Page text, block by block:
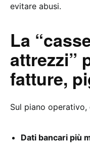
evitare abusi.
La
attrezzi”
fatture,
Sul piano
Dati bancari più